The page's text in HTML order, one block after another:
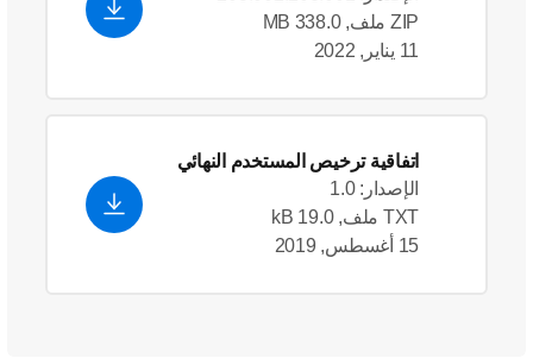
ZIP ملف, 338.0 MB
11 يناير, 2022
اتفاقية ترخيص المستخدم النهائي
الإصدار: 1.0
TXT ملف, 19.0 kB
15 أغسطس, 2019